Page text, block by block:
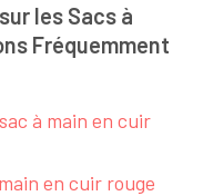
les Sacs à
Fréquemment
à main en cuir
en cuir rouge